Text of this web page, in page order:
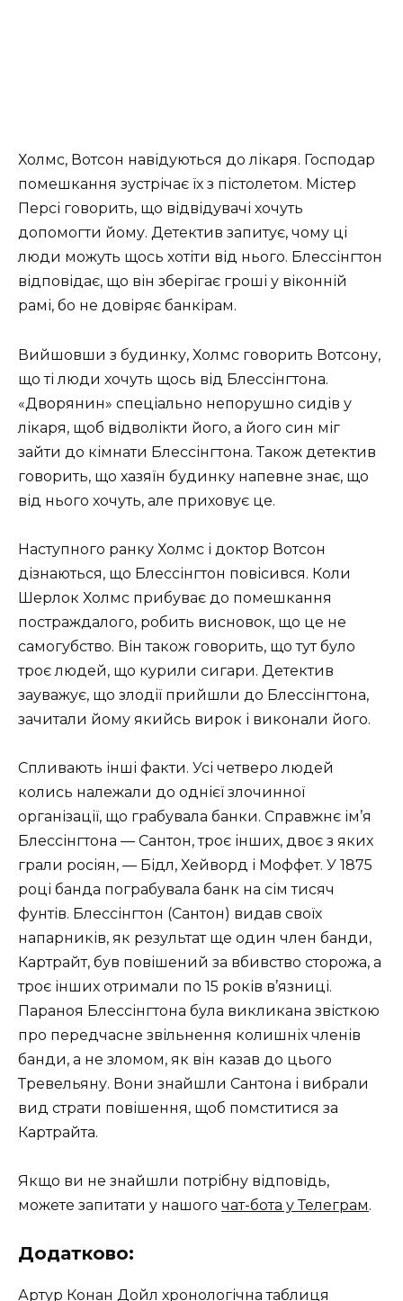
Холмс, Вотсон навідуються до лікаря. Господар
помешкання зустрічає їх з пістолетом. Містер
Персі говорить, що відвідувачі хочуть
допомогти йому. Детектив запитує, чому ці
люди можуть щось хотіти від нього. Блессінгтон
відповідає, що він зберігає гроші у віконній
рамі, бо не довіряє банкірам.
Вийшовши з будинку, Холмс говорить Вотсону,
що ті люди хочуть щось від Блессінгтона.
«Дворянин» спеціально непорушно сидів у
лікаря, щоб відволікти його, а його син міг
зайти до кімнати Блессінгтона. Також детектив
говорить, що хазяїн будинку напевне знає, що
від нього хочуть, але приховує це.
Наступного ранку Холмс і доктор Вотсон
дізнаються, що Блессінгтон повісився. Коли
Шерлок Холмс прибуває до помешкання
постраждалого, робить висновок, що це не
самогубство. Він також говорить, що тут було
троє людей, що курили сигари. Детектив
зауважує, що злодії прийшли до Блессінгтона,
зачитали йому якийсь вирок і виконали його.
Спливають інші факти. Усі четверо людей
колись належали до однієї злочинної
організації, що грабувала банки. Справжнє ім’я
Блессінгтона — Сантон, троє інших, двоє з яких
грали росіян, — Бідл, Хейворд і Моффет. У 1875
році банда пограбувала банк на сім тисяч
фунтів. Блессінгтон (Сантон) видав своїх
напарників, як результат ще один член банди,
Картрайт, був повішений за вбивство сторожа, а
троє інших отримали по 15 років в’язниці.
Параноя Блессінгтона була викликана звісткою
про передчасне звільнення колишніх членів
банди, а не зломом, як він казав до цього
Тревельяну. Вони знайшли Сантона і вибрали
вид страти повішення, щоб помститися за
Картрайта.
Якщо ви не знайшли потрібну відповідь,
можете запитати у нашого чат-бота у Телеграм.
Додатково:
Артур Конан Дойл хронологічна таблиця